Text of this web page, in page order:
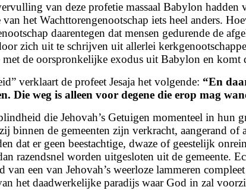
van deze profetie massaal Babylon hadden
het Wachttorengenootschap iets heel anders.
daarentegen dat mensen gedurende de
zich uit te schrijven uit allerlei
de oorspronkelijke exodus uit Babylon en komt
verklaart de profeet Jesaja het volgende: “En
Die weg is alleen voor degene die erop mag
die Jehovah’s Getuigen momenteel in hun
binnen de gemeenten zijn verkracht, aangerand
dat er geen beestachtige, dwaze of geestelijk
razendsnel worden uitgesloten uit de gemeente.
van een van Jehovah’s weerloze lammeren
het daadwerkelijke paradijs waar God in zal